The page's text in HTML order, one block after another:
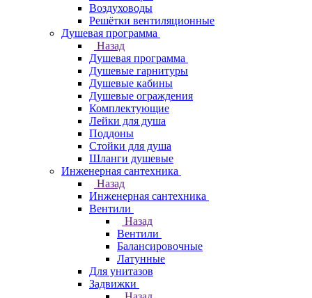
Воздуховоды
Решётки вентиляционные
Душевая программа
Назад
Душевая программа
Душевые гарнитуры
Душевые кабины
Душевые ограждения
Комплектующие
Лейки для душа
Поддоны
Стойки для душа
Шланги душевые
Инженерная сантехника
Назад
Инженерная сантехника
Вентили
Назад
Вентили
Балансировочные
Латунные
Для унитазов
Задвижки